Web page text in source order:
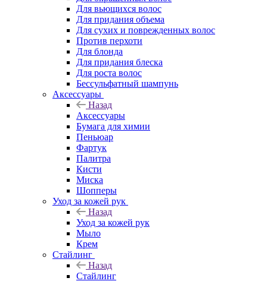
Для вьющихся волос
Для придания объема
Для сухих и поврежденных волос
Против перхоти
Для блонда
Для придания блеска
Для роста волос
Бессульфатный шампунь
Аксессуары
Назад
Аксессуары
Бумага для химии
Пеньюар
Фартук
Палитра
Кисти
Миска
Шопперы
Уход за кожей рук
Назад
Уход за кожей рук
Мыло
Крем
Стайлинг
Назад
Стайлинг